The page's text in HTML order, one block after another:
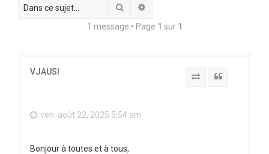
Rechercher
1 message • Page 1 sur 1
VJAUSI Report to SFS
ven. août 22, 2025 5:54 am
Bonjour à toutes et à tous,